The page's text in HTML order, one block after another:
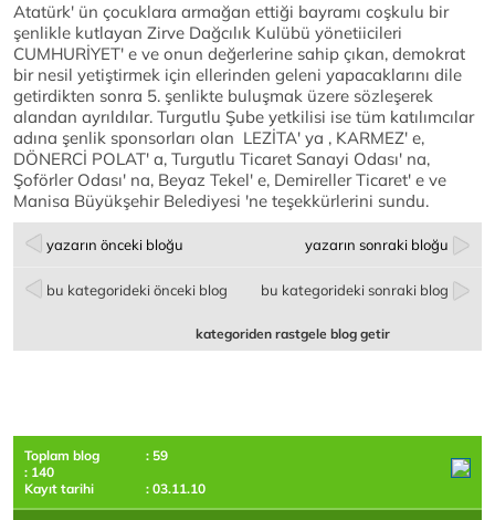
Atatürk' ün çocuklara armağan ettiği bayramı coşkulu bir
şenlikle kutlayan Zirve Dağcılık Kulübü yönetiicileri
CUMHURİYET' e ve onun değerlerine sahip çıkan, demokrat
bir nesil yetiştirmek için ellerinden geleni yapacaklarını dile
getirdikten sonra 5. şenlikte buluşmak üzere sözleşerek
alandan ayrıldılar. Turgutlu Şube yetkilisi ise tüm katılımcılar
adına şenlik sponsorları olan LEZİTA' ya , KARMEZ' e,
DÖNERCİ POLAT' a, Turgutlu Ticaret Sanayi Odası' na,
Şoförler Odası' na, Beyaz Tekel' e, Demireller Ticaret' e ve
Manisa Büyükşehir Belediyesi 'ne teşekkürlerini sundu.
yazarın önceki bloğu yazarın sonraki bloğu
bu kategorideki önceki blog bu kategorideki sonraki blog
kategoriden rastgele blog getir
Toplam blog
: 59
: 140
Kayıt tarihi
: 03.11.10